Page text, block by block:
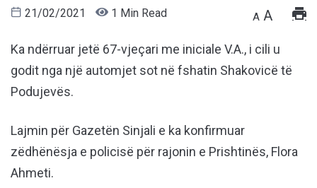
21/02/2021 1 Min Read A A
Ka ndërruar jetë 67-vjeçari me iniciale V.A., i cili u
godit nga një automjet sot në fshatin Shakovicë të
Podujevës.
Lajmin për Gazetën Sinjali e ka konfirmuar
zëdhënësja e policisë për rajonin e Prishtinës, Flora
Ahmeti.